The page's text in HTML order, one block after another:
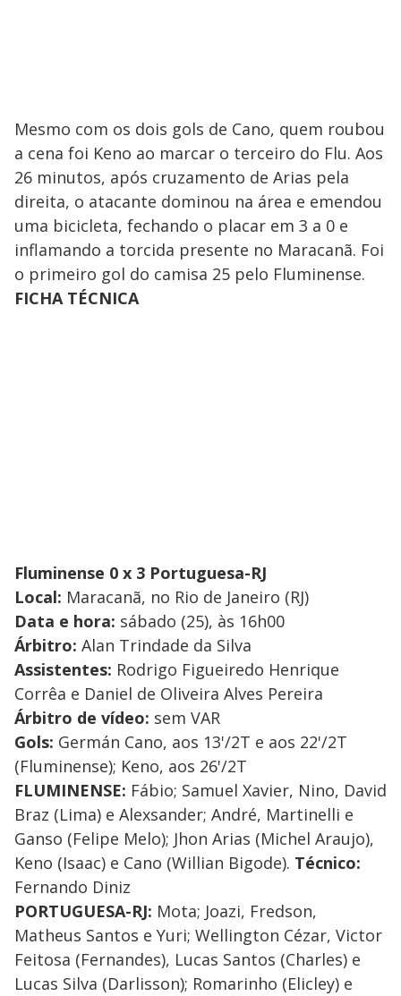
Mesmo com os dois gols de Cano, quem roubou
a cena foi Keno ao marcar o terceiro do Flu. Aos
26 minutos, após cruzamento de Arias pela
direita, o atacante dominou na área e emendou
uma bicicleta, fechando o placar em 3 a 0 e
inflamando a torcida presente no Maracanã. Foi
o primeiro gol do camisa 25 pelo Fluminense.
FICHA TÉCNICA
Fluminense 0 x 3 Portuguesa-RJ
Local: Maracanã, no Rio de Janeiro (RJ)
Data e hora: sábado (25), às 16h00
Árbitro: Alan Trindade da Silva
Assistentes: Rodrigo Figueiredo Henrique
Corrêa e Daniel de Oliveira Alves Pereira
Árbitro de vídeo: sem VAR
Gols: Germán Cano, aos 13'/2T e aos 22'/2T
(Fluminense); Keno, aos 26'/2T
FLUMINENSE: Fábio; Samuel Xavier, Nino, David
Braz (Lima) e Alexsander; André, Martinelli e
Ganso (Felipe Melo); Jhon Arias (Michel Araujo),
Keno (Isaac) e Cano (Willian Bigode). Técnico:
Fernando Diniz
PORTUGUESA-RJ: Mota; Joazi, Fredson,
Matheus Santos e Yuri; Wellington Cézar, Victor
Feitosa (Fernandes), Lucas Santos (Charles) e
Lucas Silva (Darlisson); Romarinho (Elicley) e